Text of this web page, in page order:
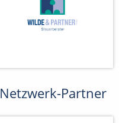
Netzwerk-Partner